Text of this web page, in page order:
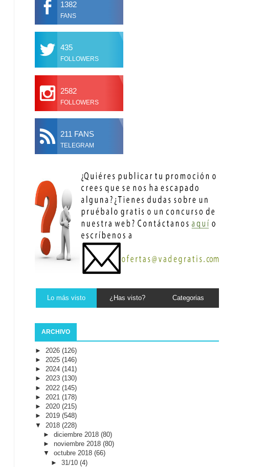
1382
FANS
435
FOLLOWERS
2582
FOLLOWERS
211 FANS
TELEGRAM
Lo más visto ¿Has visto? Categorias
ARCHIVO
► 2026 (126)
► 2025 (146)
► 2024 (141)
► 2023 (130)
► 2022 (145)
► 2021 (178)
► 2020 (215)
► 2019 (548)
▼ 2018 (228)
► diciembre 2018 (80)
► noviembre 2018 (80)
▼ octubre 2018 (66)
►31/10(4)